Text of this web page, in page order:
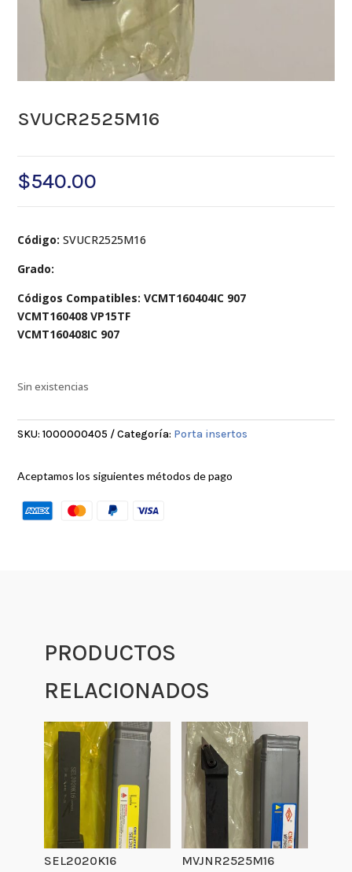
SVUCR2525M16
$540.00
Código: SVUCR2525M16
Grado:
Códigos Compatibles: VCMT160404IC 907
VCMT160408 VP15TF
VCMT160408IC 907
Sin existencias
SKU:1000000405 Categoría: Porta insertos
Aceptamos los siguientes métodos de pago
PRODUCTOS
RELACIONADOS
SEL2020K16 MVJNR2525M16